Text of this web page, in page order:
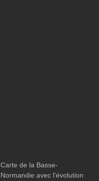
Carte de la Basse-
Normandie avec l'évolution